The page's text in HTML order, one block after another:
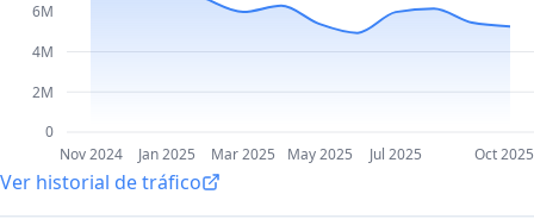
Nov 2024 Jan 2025 Mar 2025 May 2025 Jul 2025 Oct 2025
0
2M
4M
6M
Ver historial de tráfico